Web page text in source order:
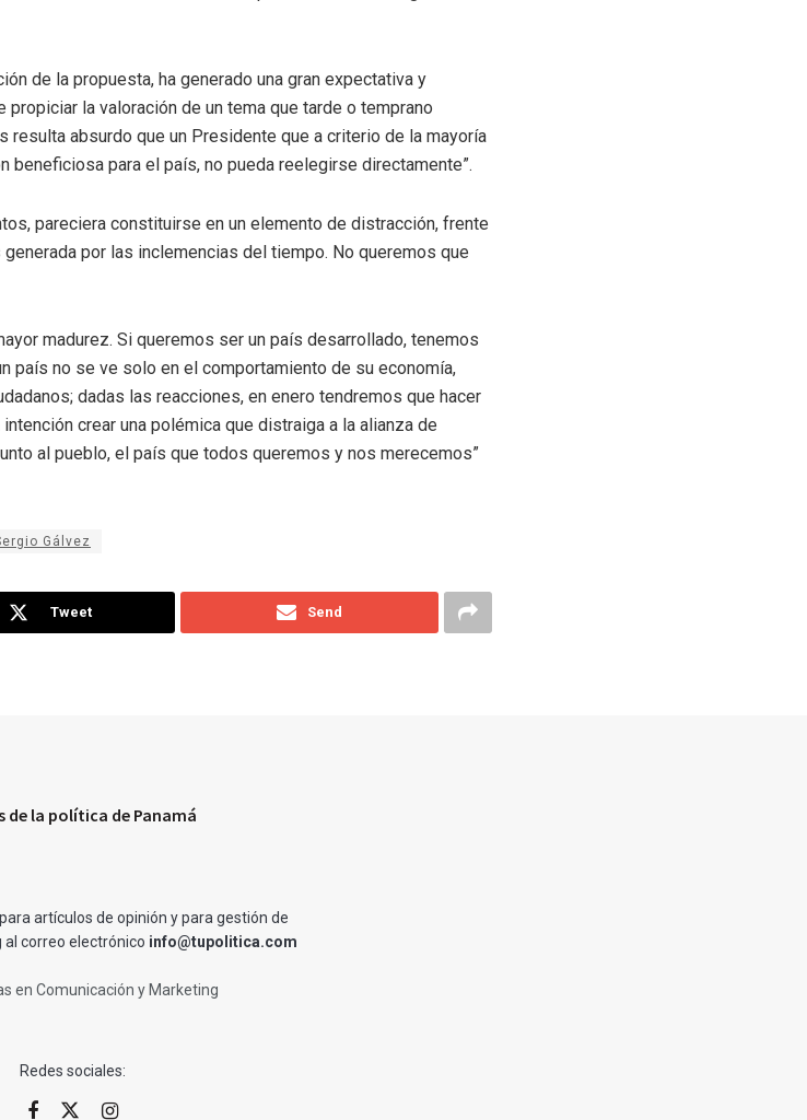
de la propuesta, ha generado una gran expectativa y
la valoración de un tema que tarde o temprano
resulta absurdo que un Presidente que a criterio de la mayoría
para el país, no pueda reelegirse directamente”.
pareciera constituirse en un elemento de distracción, frente
por las inclemencias del tiempo. No queremos que
madurez. Si queremos ser un país desarrollado, tenemos
país no se ve solo en el comportamiento de su economía,
dadas las reacciones, en enero tendremos que hacer
crear una polémica que distraiga a la alianza de
al pueblo, el país que todos queremos y nos merecemos”
Gálvez
Tweet Send
de la política de Panamá
artículos de opinión y para gestión de
correo electrónico info@tupolitica.com
en Comunicación y Marketing
Redes sociales: